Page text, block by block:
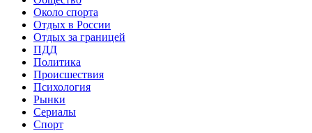
Около спорта
Отдых в России
Отдых за границей
ПДД
Политика
Происшествия
Психология
Рынки
Сериалы
Спорт